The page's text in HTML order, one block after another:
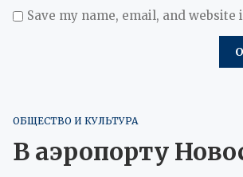
Save my name, email, and
ОБЩЕСТВО И КУЛЬТУРА
В аэропорту